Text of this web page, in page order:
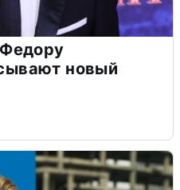
новый